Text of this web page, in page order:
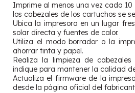
Imprime al menos una vez cada
los cabezales de los cartuchos se
Ubica la impresora en un lugar
solar directa y fuentes de calor.
Utiliza el modo borrador o la
ahorrar tinta y papel.
Realiza la limpieza de
indique para mantener la calidad
Actualiza el firmware de la
desde la página oficial del